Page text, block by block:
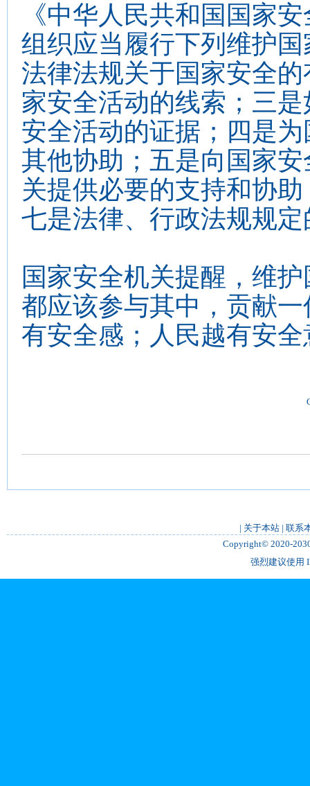
《中华人民共和国国家
组织应当履行下列维护
法律法规关于国家安全
家安全活动的线索；三
安全活动的证据；四是
其他协助；五是向国家
关提供必要的支持和协
七是法律、行政法规规
国家安全机关提醒，维
都应该参与其中，贡献
有安全感；人民越有安
| 关于本站 | 联系
Copyright© 2020-
强烈建议使用